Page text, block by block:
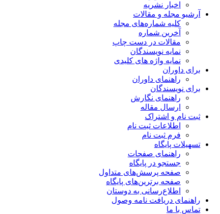
اخبار نشریه
آرشیو مجله و مقالات
کلیه شماره‌های مجله
آخرین شماره
مقالات در دست چاپ
نمایه نویسندگان
نمایه واژه های کلیدی
برای داوران
راهنمای داوران
برای نویسندگان
راهنمای نگارش
ارسال مقاله
ثبت نام و اشتراک
اطلاعات ثبت نام
فرم ثبت نام
تسهیلات پایگاه
راهنمای صفحات
جستجو در پایگاه
صفحه پرسش‌های متداول
صفحه برترین‌های پایگاه
اطلاع‌رسانی به دوستان
راهنمای دریافت نامه وصول
تماس با ما